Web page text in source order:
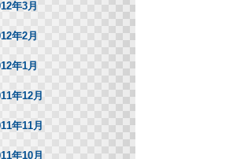
年3月
年2月
年1月
年12月
年11月
年10月